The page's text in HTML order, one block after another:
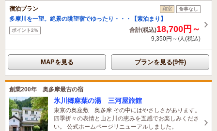
宿泊プラン 和室 食事なし
多摩川を一望。絶景の眺望宿でゆったり・・・【素泊まり】
ポイント2% 合計(税込)18,700円～
9,350円～/人(税込)
MAPを見る プランを見る(9件)
創業200年 奥多摩最古の宿
氷川郷麻葉の湯 三河屋旅館
東京の奥座敷 奥多摩 その中にはやさしさがあります。
四季折々の表情と山と川の恵みを五感でお楽しみくださ
い。 公式ホームページリニューアルしました。